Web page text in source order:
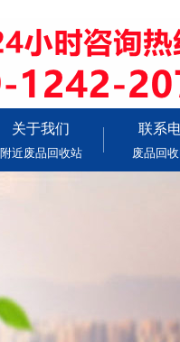
关于我们
附近废品回收站
联系
废品回